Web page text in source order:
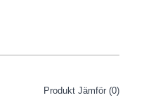
Produkt Jämför (0)